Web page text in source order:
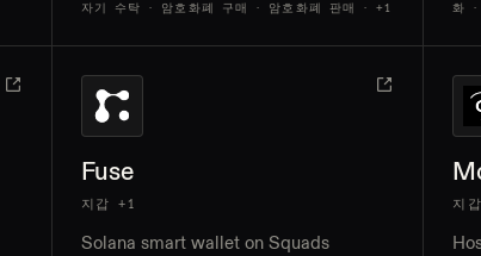
자기 수탁 · 암호화폐 구매 · 암호화폐 판매 · +1
화
Fuse
지갑 +1
Solana smart wallet on Squads
지